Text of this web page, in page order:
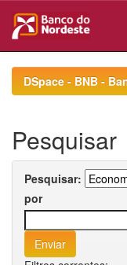
navigationDSpace - BNB -
Pesquisar
Pesquisar:
por